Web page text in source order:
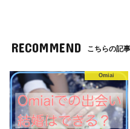
女性：月
男性：月
女性：月
めるならおすす
でもお世話になった
営するマッチングア
ろいろな婚活サービ
ているだけあってサ
手厚い。
RECOMMEND こちらの記
Omiai